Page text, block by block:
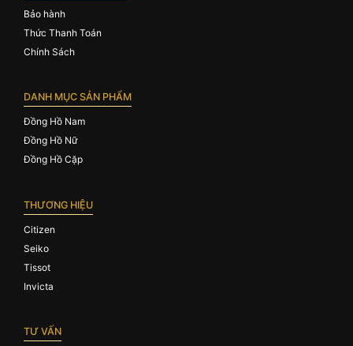
Bảo hành
Thức Thanh Toán
Chính Sách
DANH MỤC SẢN PHẨM
Đồng Hồ Nam
Đồng Hồ Nữ
Đồng Hồ Cặp
THƯƠNG HIỆU
Citizen
Seiko
Tissot
Invicta
TƯ VẤN